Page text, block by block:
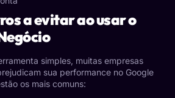
a evitar ao usar o
simples, muitas empresas
sua performance no Google
os mais comuns: